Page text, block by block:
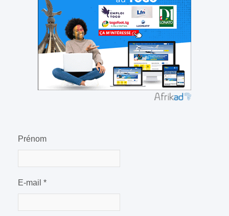
Prénom
E-mail *